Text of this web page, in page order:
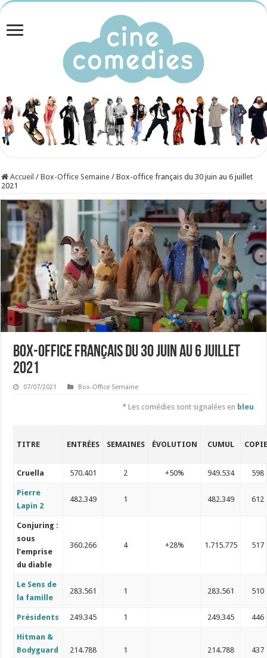
Accueil / Box-Office Semaine / Box-office français du 30 juin au 6 juillet
2021
Box-office français du 30 juin au 6 juillet
2021
07/07/2021 Box-Office Semaine
* Les comédies sont signalées en bleu
TITRE ENTRÉES SEMAINES ÉVOLUTION CUMUL
Cruella 570.401 2 +50% 949.534 598
Pierre
Lapin 2
482.349 1 482.349 612
Conjuring :
sous
l’emprise
du diable
360.266 4 +28% 1.715.775 517
Le Sens de
la famille
283.561 1 283.561 510
Présidents 249.345 1 249.345 446
Hitman &
Bodyguard
214.788 1 214.788 437